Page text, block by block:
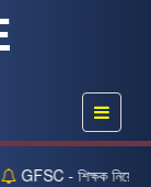
GFSC - শিক্ষক নিয়োগ